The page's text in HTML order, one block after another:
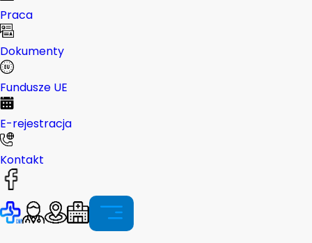
Praca
Dokumenty
Fundusze UE
E-rejestracja
Kontakt